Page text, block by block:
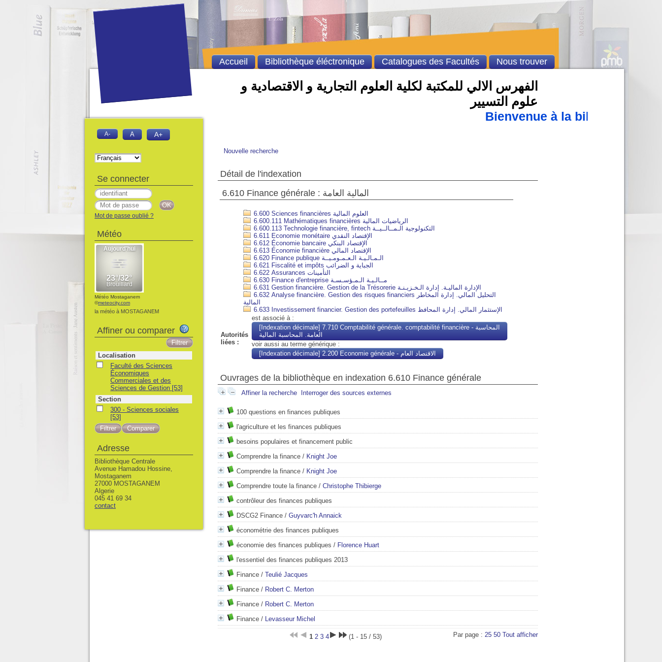
الفهرس الالي للمكتبة لكلية العلوم التجارية و الاقتصادية و
علوم التسيير
Bienvenue à la bibliothèque
Nouvelle recherche
Détail de l'indexation
6.610 Finance générale : المالية العامة
6.600 Sciences financières العلوم المالية
6.600.111 Mathématiques financières الرياضيات المالية
6.600.113 Technologie financière, fintech التكنولوجية الـمــالــيــة
6.611 Economie monétaire الإقتصاد النقدي
6.612 Économie bancaire الإقتصاد البنكي
6.613 Économie financière الإقتصاد المالي
6.620 Finance publique الـمـالـيـة الـعـمـومـيــة
6.621 Fiscalité et impôts الجباية و الضرائب
6.622 Assurances التأمينات
6.630 Finance d'entreprise مــالـيـة الـمـؤسـسـة
6.631 Gestion financière. Gestion de la Trésorerie الإدارة الماليـة. إدارة الـخـزيـنـة
6.632 Analyse financière. Gestion des risques financiers التحليل المالي. إدارة المخاطر
المالية
6.633 Investissement financier. Gestion des portefeuilles الإستثمار المالي. إدارة المحافظ
Autorités
liées :
est associé à :
[Indexation décimale] 7.710 Comptabilité générale. comptabilité financière - المحاسبة
العامة. المحاسبة المالية
voir aussi au terme générique :
[Indexation décimale] 2.200 Economie générale - الاقتصاد العام
Ouvrages de la bibliothèque en indexation 6.610 Finance générale
Affiner la recherche Interroger des sources externes
100 questions en finances publiques
l'agriculture et les finances publiques
besoins populaires et financement public
Comprendre la finance / Knight Joe
Comprendre la finance / Knight Joe
Comprendre toute la finance / Christophe Thibierge
contrôleur des finances publiques
DSCG2 Finance / Guyvarc'h Annaick
économétrie des finances publiques
économie des finances publiques / Florence Huart
l'essentiel des finances publiques 2013
Finance / Teulié Jacques
Finance / Robert C. Merton
Finance / Robert C. Merton
Finance / Levasseur Michel
1 2 3 4 (1 - 15 / 53) Par page : 25 50 Tout afficher
Accueil Bibliothèque éléctronique Catalogues des Facultés Nous trouver
A- A A+
Se connecter
Mot de passe oublié ?
Météo
Météo Mostaganem
©meteocity.com
la météo à MOSTAGANEM
Affiner ou comparer
Localisation
Faculté des Sciences
Économiques
Commerciales et des
Sciences de Gestion [53]
Section
300 - Sciences sociales
[53]
Adresse
Bibliothèque Centrale
Avenue Hamadou Hossine,
Mostaganem
27000 MOSTAGANEM
Algerie
045 41 69 34
contact